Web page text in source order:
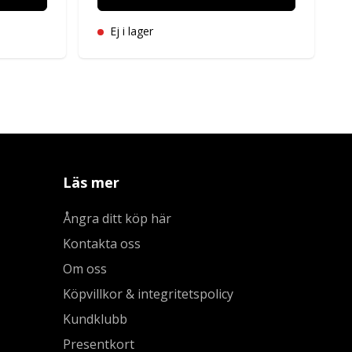
Ej i lager
Läs mer
Ångra ditt köp här
Kontakta oss
Om oss
Köpvillkor & integritetspolicy
Kundklubb
Presentkort